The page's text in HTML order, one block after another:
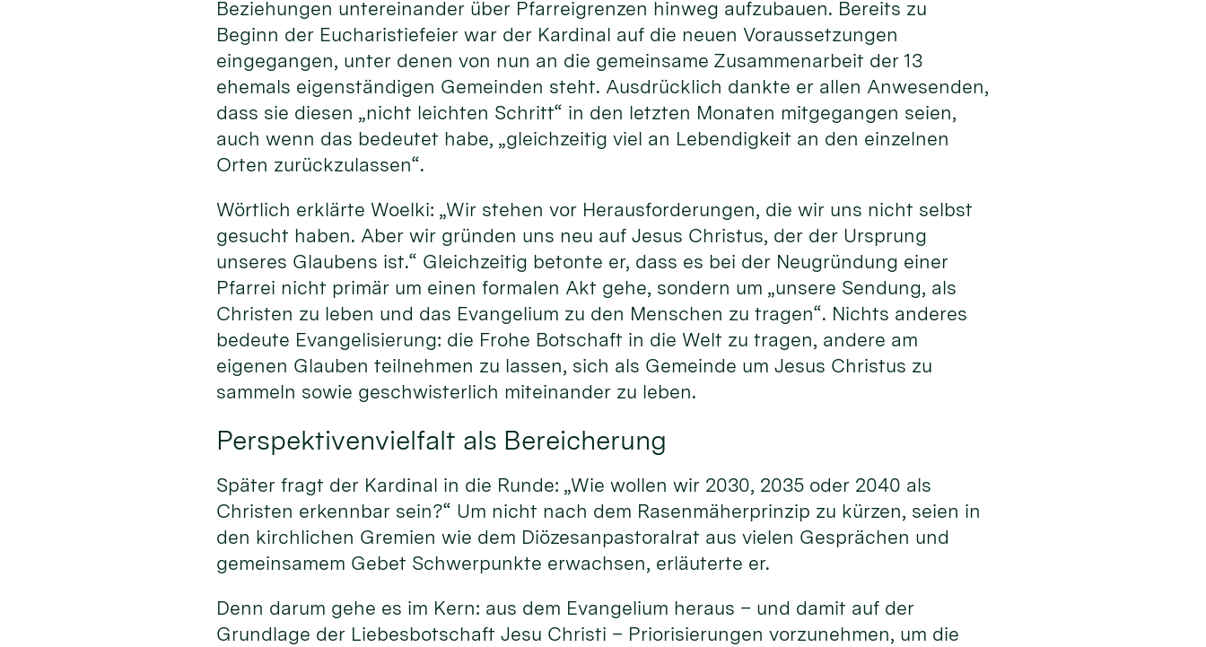
Beziehungen untereinander über Pfarreigrenzen hinweg aufzubauen. Bereits zu
Beginn der Eucharistiefeier war der Kardinal auf die neuen Voraussetzungen
eingegangen, unter denen von nun an die gemeinsame Zusammenarbeit der 13
ehemals eigenständigen Gemeinden steht. Ausdrücklich dankte er allen Anwesenden,
dass sie diesen „nicht leichten Schritt“ in den letzten Monaten mitgegangen seien,
auch wenn das bedeutet habe, „gleichzeitig viel an Lebendigkeit an den einzelnen
Orten zurückzulassen“.
Wörtlich erklärte Woelki: „Wir stehen vor Herausforderungen, die wir uns nicht selbst
gesucht haben. Aber wir gründen uns neu auf Jesus Christus, der der Ursprung
unseres Glaubens ist.“ Gleichzeitig betonte er, dass es bei der Neugründung einer
Pfarrei nicht primär um einen formalen Akt gehe, sondern um „unsere Sendung, als
Christen zu leben und das Evangelium zu den Menschen zu tragen“. Nichts anderes
bedeute Evangelisierung: die Frohe Botschaft in die Welt zu tragen, andere am
eigenen Glauben teilnehmen zu lassen, sich als Gemeinde um Jesus Christus zu
sammeln sowie geschwisterlich miteinander zu leben.
Perspektivenvielfalt als Bereicherung
Später fragt der Kardinal in die Runde: „Wie wollen wir 2030, 2035 oder 2040 als
Christen erkennbar sein?“ Um nicht nach dem Rasenmäherprinzip zu kürzen, seien in
den kirchlichen Gremien wie dem Diözesanpastoralrat aus vielen Gesprächen und
gemeinsamem Gebet Schwerpunkte erwachsen, erläuterte er.
Denn darum gehe es im Kern: aus dem Evangelium heraus – und damit auf der
Grundlage der Liebesbotschaft Jesu Christi – Priorisierungen vorzunehmen, um die